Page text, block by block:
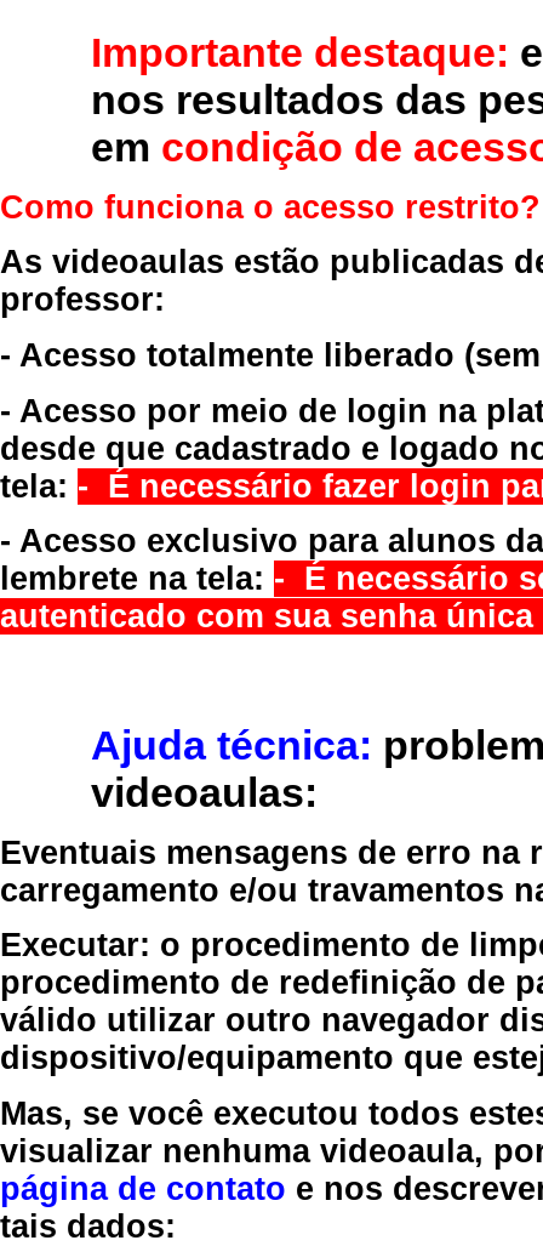
Importante destaque:
nos resultados das
em condição de
Como funciona o acesso restrito?
As videoaulas estão publicadas
professor:
- Acesso totalmente liberado
- Acesso por meio de login na
desde que cadastrado e logado
tela: - É necessário fazer login
- Acesso exclusivo para alunos
lembrete na tela: - É necessário
autenticado com sua senha
Ajuda técnica:
videoaulas:
Eventuais mensagens de erro
carregamento e/ou travamentos
Executar: o procedimento de
procedimento de redefinição de
válido utilizar outro navegador
dispositivo/equipamento que
Mas, se você executou todos
visualizar nenhuma videoaula,
página de contato e nos
tais dados: